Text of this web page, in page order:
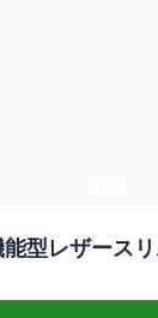
型レザース